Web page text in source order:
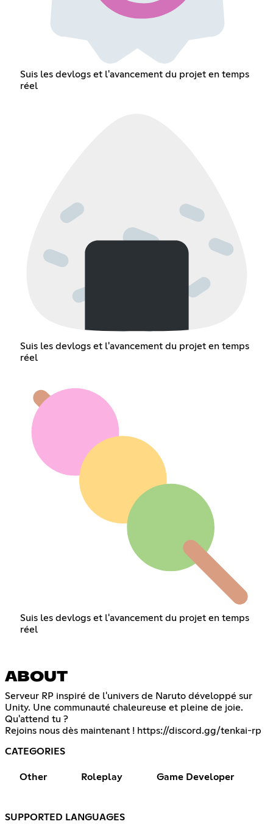
Suis les devlogs et l'avancement du projet en temps
réel
Suis les devlogs et l'avancement du projet en temps
réel
Suis les devlogs et l'avancement du projet en temps
réel
ABOUT
Serveur RP inspiré de l'univers de Naruto développé sur
Unity. Une communauté chaleureuse et pleine de joie.
Qu'attend tu ?
Rejoins nous dès maintenant ! https://discord.gg/tenkai-rp
CATEGORIES
Other Roleplay Game Developer
SUPPORTED LANGUAGES